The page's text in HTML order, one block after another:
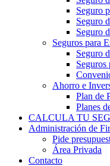
Seguro
Seguro
Seguro
Seguros para
Seguro
Seguros
Ahorro e
Plan de
Planes
CALCULA TU
Administración de
Pide
Área Privada
Contacto